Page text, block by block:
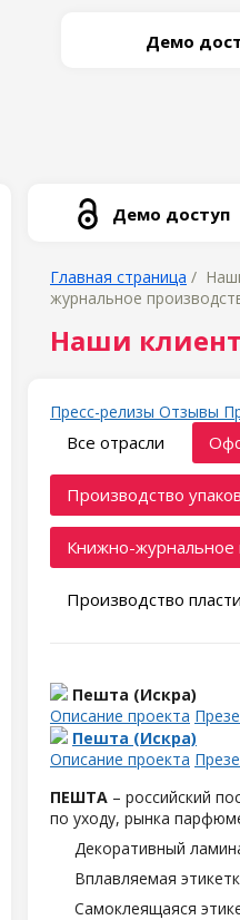
Демо
Демо доступ
Главная страница /
журнальное
Наши
Пресс-релизы Отзывы
Все отрасли
Производство
Книжно-журнальное
Производство
Пешта (Искра)
Описание проекта
Пешта (Искра)
Описание проекта
ПЕШТА – российский
по уходу, рынка
Декоративный
Вплавляемая
Самоклеящаяся